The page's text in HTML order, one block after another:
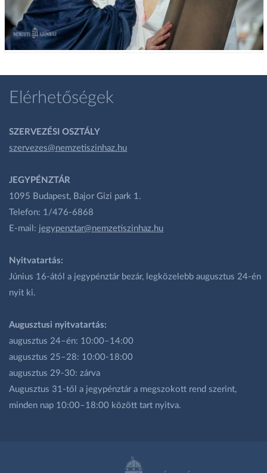
Elérhetőségek
SZERVEZÉSI OSZTÁLY
szervezes@nemzetiszinhaz.hu
JEGYPÉNZTÁR
1095 Budapest, Bajor Gizi park 1.
Telefon: 1/476-6868
E-mail: jegypenztar@nemzetiszinhaz.hu
Nyitvatartás:
Június 16-ától a jegypénztár bezár, legközelebb augusztus 24-én
nyit ki.
Augusztusi nyitvatartás:
augusztus 24–én: 10:00–14:00
augusztus 25–28: 10:00-18:00
augusztus 29-30: zárva
Augusztus 31-től a jegypénztár a megszokott rend szerint,
minden nap 10:00–18:00 között tart nyitva.